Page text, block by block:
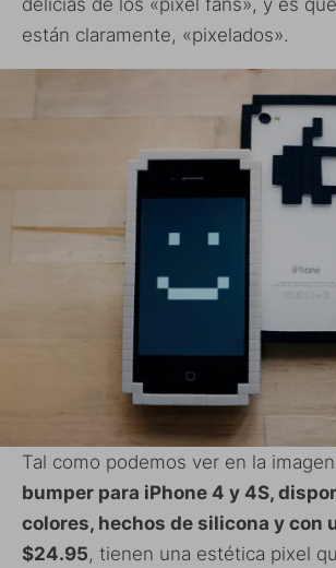
delicias de los «pixel fans», y es
están claramente, «pixelados».
Tal como podemos ver en la
bumper para iPhone 4 y 4S,
colores, hechos de silicona y con
$24.95, tienen una estética pixel